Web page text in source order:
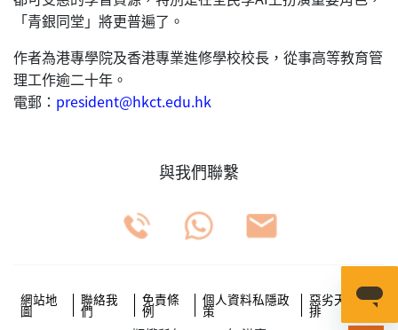
「青銀同堂」將更普遍了。
作者為港專學院及香港專業進修學校校長，從事高等教育管
理工作逾二十年。
電郵： president@hkct.edu.hk
與我們聯繫
網站地
圖
聯絡我
們
免責條
例
個人資料私隱政
策
惡劣天氣安
排